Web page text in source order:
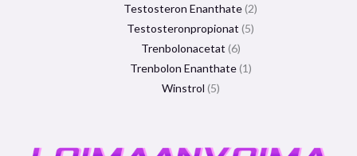
Testosteron Enanthate 2
Testosteronpropionat 5
Trenbolonacetat 6
Trenbolon Enanthate 1
Winstrol 5